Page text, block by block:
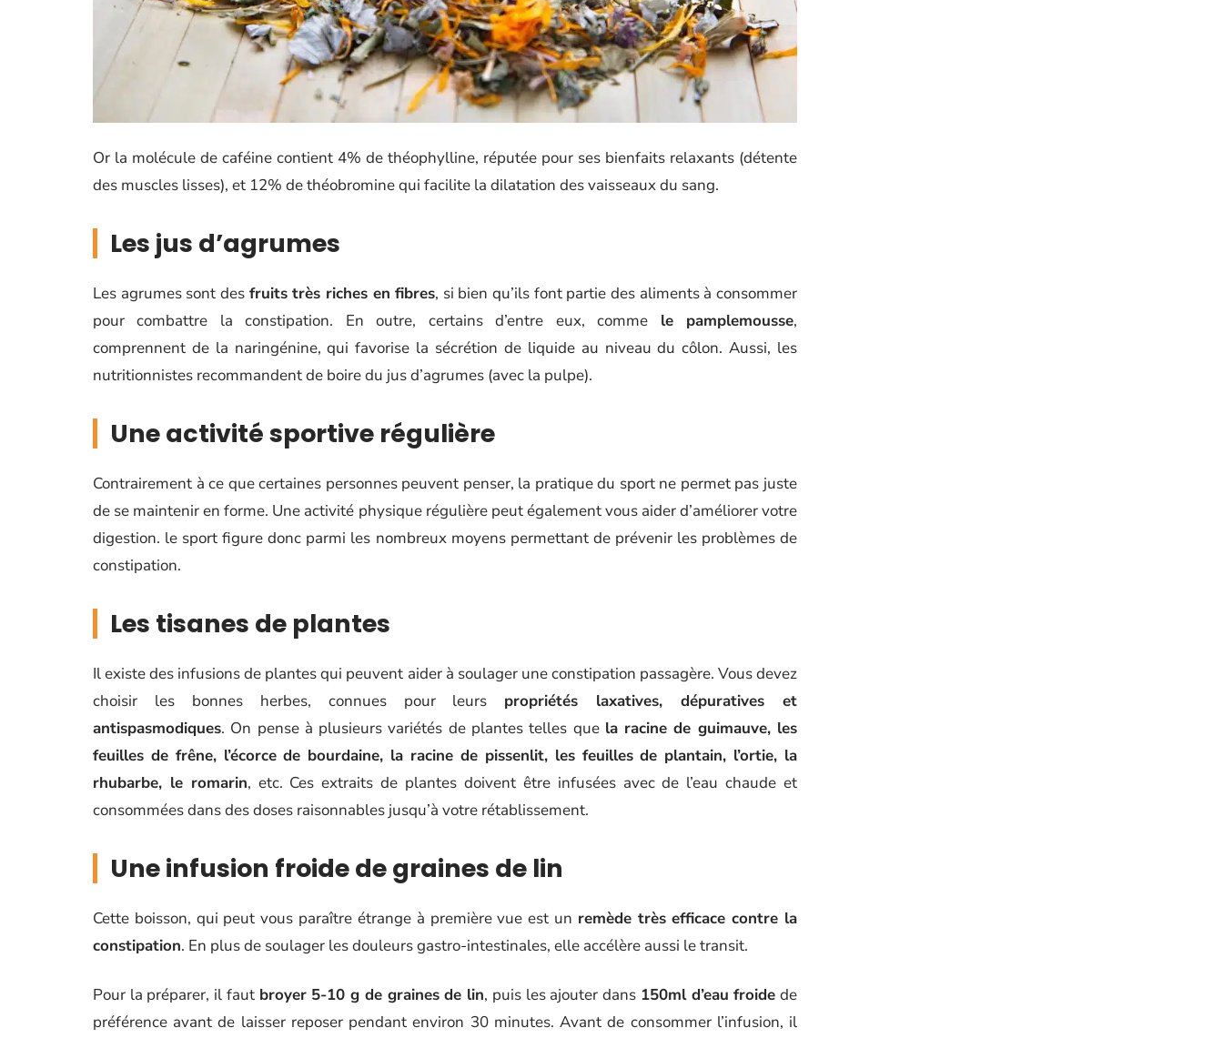
Or la molécule de caféine contient 4% de théophylline, réputée pour ses bienfaits relaxants (détente
des muscles lisses), et 12% de théobromine qui facilite la dilatation des vaisseaux du sang.
Les jus d’agrumes
Les agrumes sont des fruits très riches en fibres, si bien qu’ils font partie des aliments à consommer
pour combattre la constipation. En outre, certains d’entre eux, comme le pamplemousse,
comprennent de la naringénine, qui favorise la sécrétion de liquide au niveau du côlon. Aussi, les
nutritionnistes recommandent de boire du jus d’agrumes (avec la pulpe).
Une activité sportive régulière
Contrairement à ce que certaines personnes peuvent penser, la pratique du sport ne permet pas juste
de se maintenir en forme. Une activité physique régulière peut également vous aider d’améliorer votre
digestion. le sport figure donc parmi les nombreux moyens permettant de prévenir les problèmes de
constipation.
Les tisanes de plantes
Il existe des infusions de plantes qui peuvent aider à soulager une constipation passagère. Vous devez
choisir les bonnes herbes, connues pour leurs propriétés laxatives, dépuratives et
antispasmodiques. On pense à plusieurs variétés de plantes telles que la racine de guimauve, les
feuilles de frêne, l’écorce de bourdaine, la racine de pissenlit, les feuilles de plantain, l’ortie, la
rhubarbe, le romarin, etc. Ces extraits de plantes doivent être infusées avec de l’eau chaude et
consommées dans des doses raisonnables jusqu’à votre rétablissement.
Une infusion froide de graines de lin
Cette boisson, qui peut vous paraître étrange à première vue est un remède très efficace contre la
constipation. En plus de soulager les douleurs gastro-intestinales, elle accélère aussi le transit.
Pour la préparer, il faut broyer 5-10 g de graines de lin, puis les ajouter dans 150ml d’eau froide de
préférence avant de laisser reposer pendant environ 30 minutes. Avant de consommer l’infusion, il